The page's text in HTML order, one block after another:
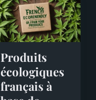
Produits
écologiques
français à